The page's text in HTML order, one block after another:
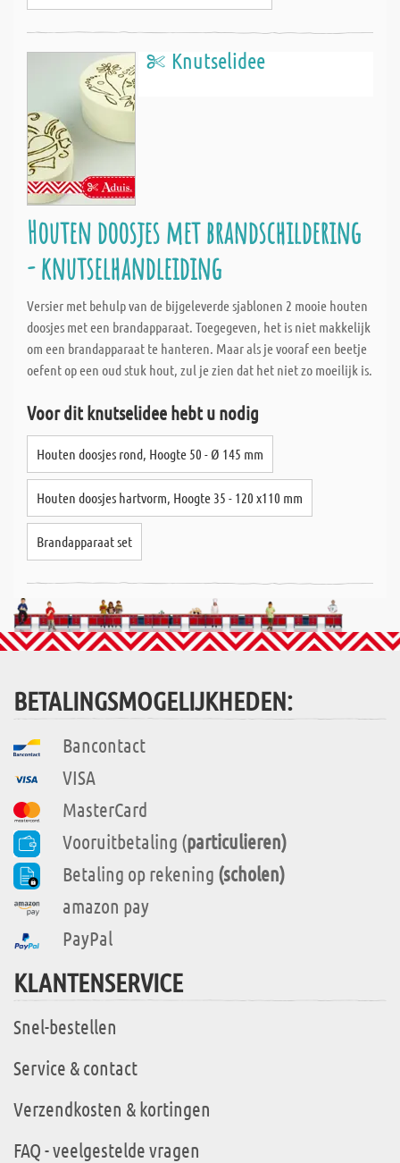
Knutselidee
Houten doosjes met brandschildering
- knutselhandleiding
Versier met behulp van de bijgeleverde sjablonen 2 mooie houten
doosjes met een brandapparaat. Toegegeven, het is niet makkelijk
om een brandapparaat te hanteren. Maar als je vooraf een beetje
oefent op een oud stuk hout, zul je zien dat het niet zo moeilijk is.
Voor dit knutselidee hebt u nodig
Houten doosjes rond, Hoogte 50 - Ø 145 mm
Houten doosjes hartvorm, Hoogte 35 - 120 x110 mm
Brandapparaat set
BETALINGSMOGELIJKHEDEN:
Bancontact
VISA
MasterCard
Vooruitbetaling (particulieren)
Betaling op rekening (scholen)
amazon pay
PayPal
KLANTENSERVICE
Snel-bestellen
Service & contact
Verzendkosten & kortingen
FAQ - veelgestelde vragen